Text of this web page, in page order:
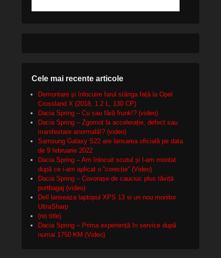
Cele mai recente articole
Demontare și înlocuire farul stânga față la Opel
Crossland X (2018, 1.2 L, 130 CP)
Dacia Spring – Cu sau fără frunk!? (video)
Dacia Spring – Zgomot la accelerație, defect sau
manifestare anormală!? (video)
Samsung Galaxy S22 are lansarea oficială pe data
de 9 februarie 2022
Dacia Spring – Am înlocuit scutul și l-am montat
după ce i-am aplicat o “corecție” (Video)
Dacia Spring – Covorașe de cauciuc plus tăviță
portbagaj (video)
Dell lanseaza laptopul XPS 13 si un nou monitor
UltraSharp
(no title)
Dacia Spring – Prima experiență în service după
numai 1750 KM (Video)